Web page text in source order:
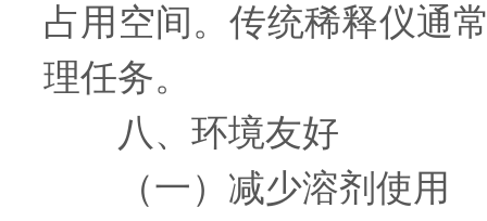
占用空间。传统稀释仪通
理任务。
八、环境友好
（一）减少溶剂使用